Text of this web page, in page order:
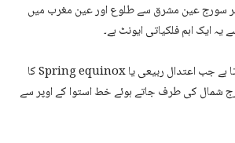
سورج عین مشرق سے طلوع اور عین مغرب میں
ایک اہم فلکیاتی ایونٹ ہے۔
ایسا ہی مارچ میں بھی ہوتا ہے جب اعتدال ربیعی یا Spring equinox کا
شمال کی طرف جاتے ہوئے خط استوا کے اوپر سے